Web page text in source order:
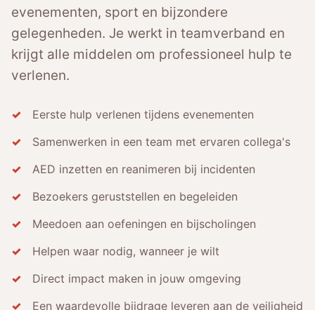
evenementen, sport en bijzondere
gelegenheden. Je werkt in teamverband en
krijgt alle middelen om professioneel hulp te
verlenen.
Eerste hulp verlenen tijdens evenementen
Samenwerken in een team met ervaren collega's
AED inzetten en reanimeren bij incidenten
Bezoekers geruststellen en begeleiden
Meedoen aan oefeningen en bijscholingen
Helpen waar nodig, wanneer je wilt
Direct impact maken in jouw omgeving
Een waardevolle bijdrage leveren aan de veiligheid